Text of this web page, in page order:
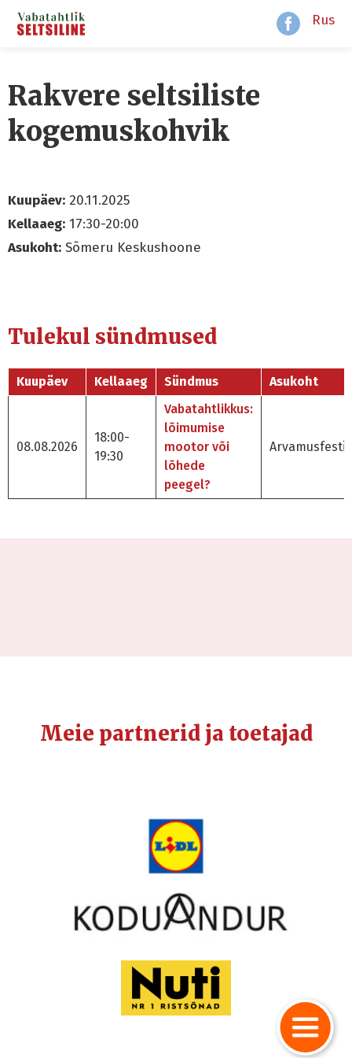
Rus
Rakvere seltsiliste
kogemuskohvik
Kuupäev: 20.11.2025
Kellaaeg: 17:30-20:00
Asukoht: Sõmeru Keskushoone
Tulekul sündmused
Kuupäev Kellaaeg Sündmus Asukoht
08.08.2026
18:00-
19:30
Vabatahtlikkus:
lõimumise
mootor või
lõhede
peegel?
Meie partnerid ja toetajad